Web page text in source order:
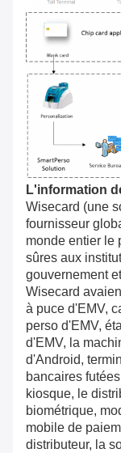
L'information
Wisecard (une
fournisseur
monde entier le
sûres aux
gouvernement
Wisecard
à puce d'EMV,
perso d'EMV,
d'EMV, la
d'Android,
bancaires
kiosque, le
biométrique,
mobile de
distributeur, la